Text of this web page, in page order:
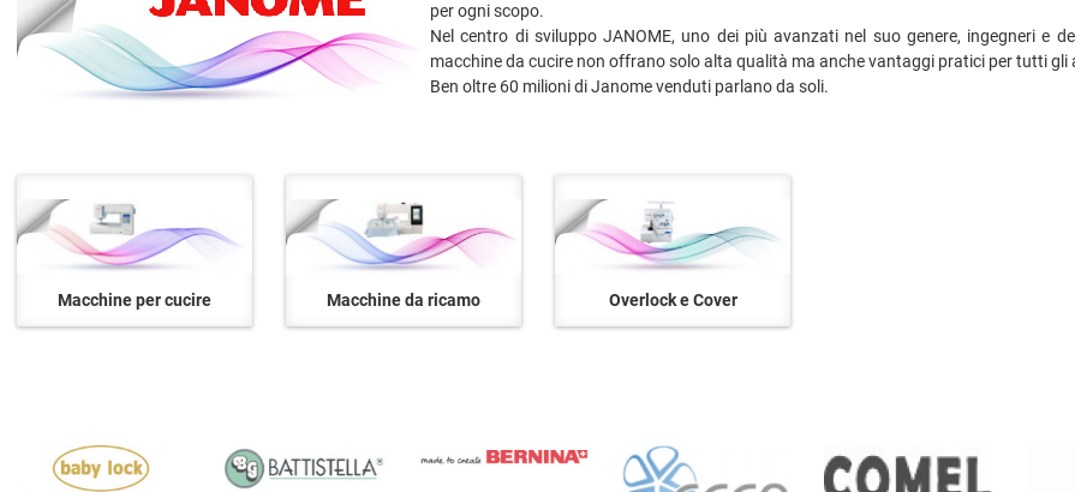
per ogni scopo.
Nel centro di sviluppo JANOME, uno dei più avanzati nel suo genere, ingegneri e
macchine da cucire non offrano solo alta qualità ma anche vantaggi pratici per tutti gli
Ben oltre 60 milioni di Janome venduti parlano da soli.
Macchine per cucire Macchine da ricamo Overlock e Cover